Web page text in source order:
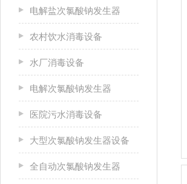
电解盐次氯酸钠发生器
农村饮水消毒设备
水厂消毒设备
电解次氯酸钠发生器
医院污水消毒设备
大型次氯酸钠发生器设备
全自动次氯酸钠发生器